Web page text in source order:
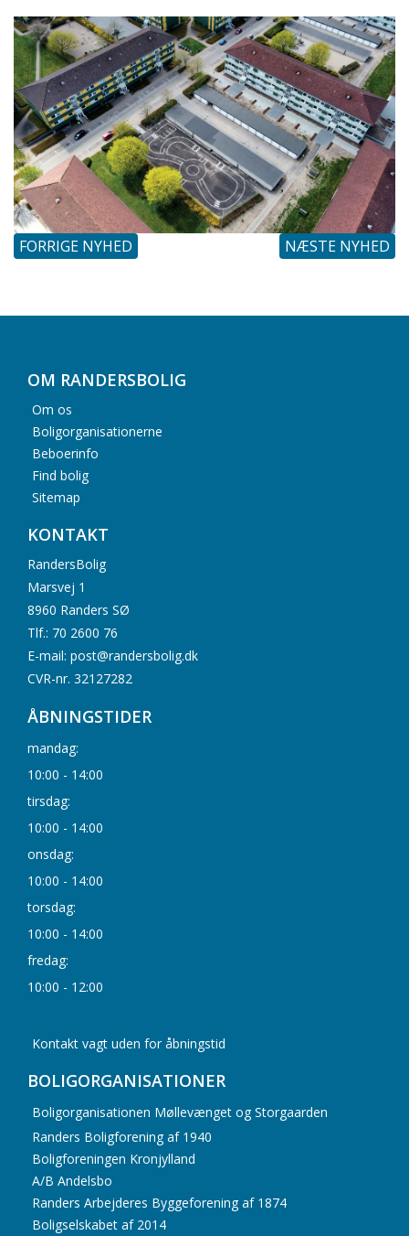
FORRIGE NYHED NÆSTE NYHED
OM RANDERSBOLIG
Om os
Boligorganisationerne
Beboerinfo
Find bolig
Sitemap
KONTAKT
RandersBolig
Marsvej 1
8960 Randers SØ
Tlf.: 70 2600 76
E-mail: post@randersbolig.dk
CVR-nr. 32127282
ÅBNINGSTIDER
mandag:
10:00 - 14:00
tirsdag:
10:00 - 14:00
onsdag:
10:00 - 14:00
torsdag:
10:00 - 14:00
fredag:
10:00 - 12:00
Kontakt vagt uden for åbningstid
BOLIGORGANISATIONER
Boligorganisationen Møllevænget og Storgaarden
Randers Boligforening af 1940
Boligforeningen Kronjylland
A/B Andelsbo
Randers Arbejderes Byggeforening af 1874
Boligselskabet af 2014